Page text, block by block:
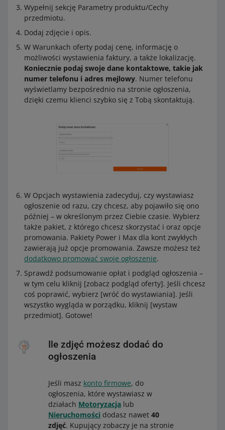
Wypełnij sekcję Parametry produktu/Cechy
przedmiotu.
Dodaj zdjęcie i opis.
W Warunkach oferty podaj cenę, informację o
możliwości wystawienia faktury, a także lokalizację.
Koniecznie podaj swoje dane kontaktowe, takie jak
numer telefonu i adres mejlowy. Numer telefonu
wyświetlamy bezpośrednio na stronie ogłoszenia,
dzięki czemu klienci szybko się z Tobą skontaktują.
W Opcjach wystawienia zadecyduj, czy wystawiasz
ogłoszenie od razu, czy chcesz, aby pojawiło się ono
później – w określonym przez Ciebie czasie. Wybierz
także pakiet, z którego chcesz skorzystać i oraz opcje
promowania. Pakiety Power i Max dla kont zwykłych
zawierają już opcje promowania. Zawsze możesz też
dodatkowo promować swoje ogłoszenie.
Sprawdź podsumowanie opłat i podgląd ogłoszenia –
w tym celu kliknij [zobacz podgląd oferty]. Jeśli chcesz
coś poprawić, wybierz [wróć do wystawiania]. Jeśli
wszystko wygląda w porządku, kliknij [wystaw
przedmiot]. Gotowe!
Ile zdjęć możesz dodać do
ogłoszenia
Jeśli masz konto firmowe, do
ogłoszenia, które wystawiasz w
działach Motoryzacja lub
Nieruchomości dodasz nawet 40
zdjęć. Kupujący zobaczy je na stronie